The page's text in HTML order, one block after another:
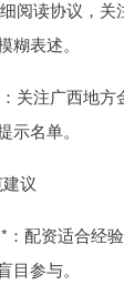
阅读协议，
糊表述。
关注广西地
示名单。
议
：配资适合经
目参与。